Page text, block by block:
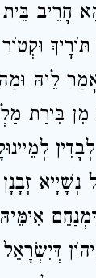
חָרֵיב
תּוֹרָיךְ
לֵיהּ
בִּירַת
לְבָדִין
נְשָׁיָיא